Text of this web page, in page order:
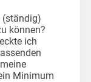
(ständig)
können?
ich
Minimum